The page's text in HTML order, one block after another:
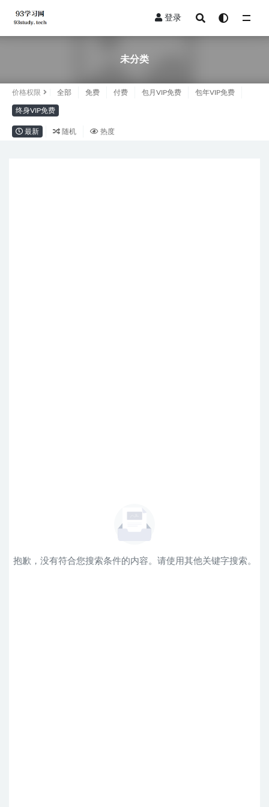
登录
未分类
价格权限 全部 免费 付费 包月VIP免费 包年VIP免费
终身VIP免费
最新 随机 热度
抱歉，没有符合您搜索条件的内容。请使用其他关键字搜索。